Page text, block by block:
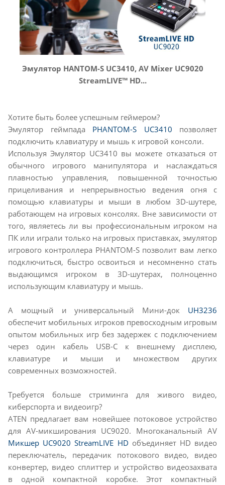
Эмулятор HANTOM-S UC3410, AV Mixer UC9020
StreamLIVE™ HD...
Хотите быть более успешным геймером?
Эмулятор геймпада PHANTOM-S UC3410 позволяет
подключить клавиатуру и мышь к игровой консоли.
Используя Эмулятор UC3410 вы можете отказаться от
обычного игрового манипулятора и наслаждаться
плавностью управления, повышенной точностью
прицеливания и непрерывностью ведения огня с
помощью клавиатуры и мыши в любом 3D-шутере,
работающем на игровых консолях. Вне зависимости от
того, являетесь ли вы профессиональным игроком на
ПК или играли только на игровых приставках, эмулятор
игрового контроллера PHANTOM-S позволит вам легко
подключиться, быстро освоиться и несомненно стать
выдающимся игроком в 3D-шутерах, полноценно
использующим клавиатуру и мышь.
А мощный и универсальный Мини-док UH3236
обеспечит мобильных игроков превосходным игровым
опытом мобильных игр без задержек с подключением
через один кабель USB-C к внешнему дисплею,
клавиатуре и мыши и множеством других
современных возможностей.
Требуется больше стриминга для живого видео,
киберспорта и видеоигр?
ATEN предлагает вам новейшее потоковое устройство
для AV-микширования UC9020. Многоканальный AV
Микшер UC9020 StreamLIVE HD объединяет HD видео
переключатель, передачик потокового видео, видео
конвертер, видео сплиттер и устройство видеозахвата
в одной компактной коробке. Этот компактный